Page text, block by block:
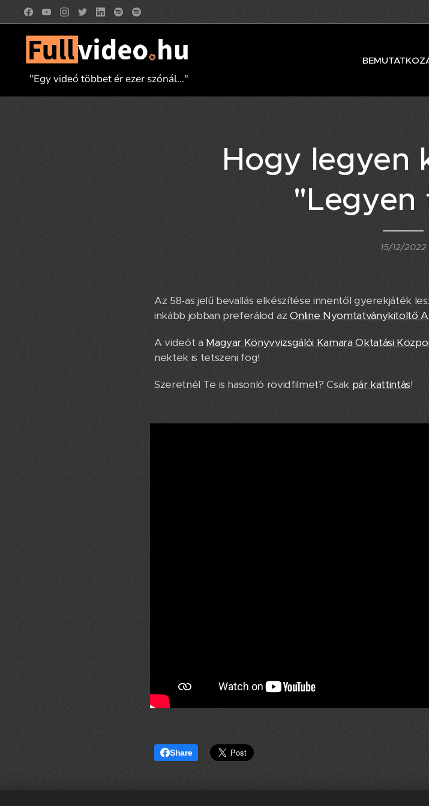
"Egy videó többet ér ezer szónál..."
Hogy legyen
"Legyen
15/12/2022
Az 58-as jelű bevallás elkészítése innentől gyerekjáték
inkább jobban preferálod azOnline Nyomtatványkitoltő
A videót a Magyar Könyvvizsgálói Kamara Oktatási
nektek is tetszeni fog!
Szeretnél Te is hasonló rövidfilmet? Csakpár kattintás!
Share